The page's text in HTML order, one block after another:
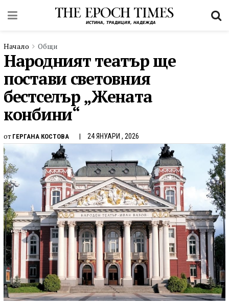
Начало Общи
Народният театър ще
постави световния
бестселър „Жената
конбини“
от ГЕРГАНА КОСТОВА 24 ЯНУАРИ , 2026